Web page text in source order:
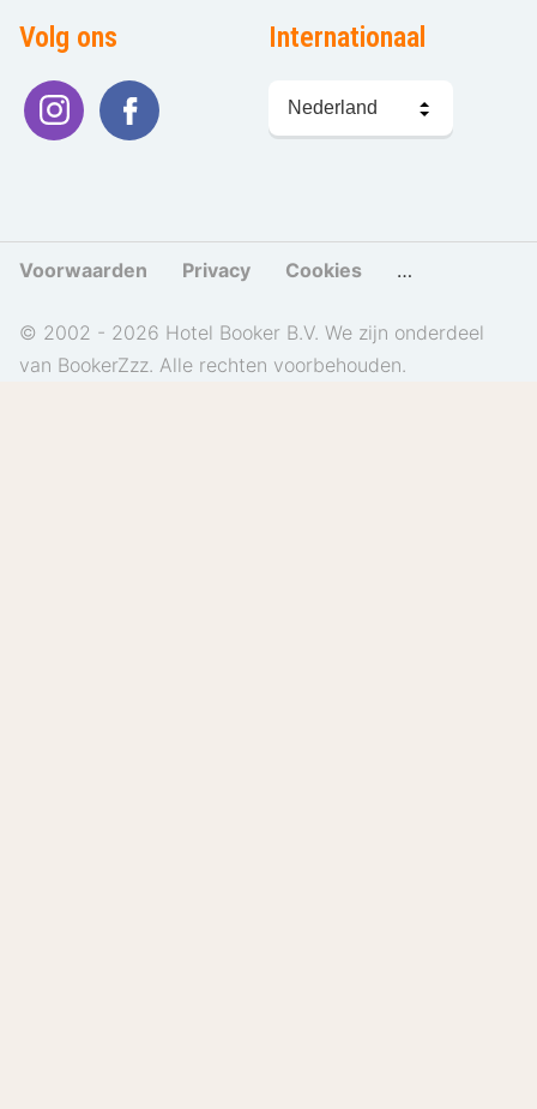
Volg ons Internationaal
kiezen
Voorwaarden Privacy Cookies Cookies
© 2002 - 2026 Hotel Booker B.V. We zijn onderdeel
van BookerZzz. Alle rechten voorbehouden.